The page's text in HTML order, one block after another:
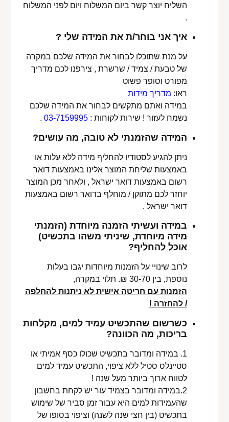
השליח יוצר קשר ביום המשלוח ויום לפני המשלוח
.
איך אני בוחר/ת את המידה שלי ?
על מנת שתוכלו לבחור את המידה שלכם במקרה
של טבעת / צמיד / שרשרת , צירפנו לכם מדריך
מפורט וסופר פשוט
ראו: מדריך מידות
במידה ואתם מתקשים לבחור את המידה שלכם
נשמח לעזור ! שירות לקוחות :03-7159995
.
המידה שהזמנתי לא טובה, מה עושים?
ניתן להגיע לסטודיו להחליף מידה ללא עלות או
באמצעות שליחת המוצר אלינו באמצעות דואר
רשום באמצעות דואר ישראל , ולאחר מכן המוצר
יוחזר לכם מתוקן / מוחלף בדואר רשום באמצעות
דואר ישראל .
במידה ועשיתי הזמנה מיוחדת (הזמנתי
מידה מיוחדת, שיניתי משהו בתכשיט)
אוכל להחליף?
לרוב שינויי על הזמנות מיוחדות יגבו בעלות
נוספת, בין 30-70 ₪. תלוי במקרה,
הזמנות עם חריטה אישית לא ניתנות להחלפה
/ להחזרה !
כשרשום שהתכשיט עמיד למים, מקלחות
בריכות, מה הכוונה?
1. במידה ומדובר בתכשיט שכולו כסף אמיתי או
סטיינלס סטיל ללא ציפוי, התכשיט עמיד למים
לטווח ארוך ביותר מעל שנה !
2.במידה ומדובר בצמיד עור יש לקחת בחשבון
שהעמידות למים היא עבור זמן סביר של שימוש
בתכשיט (בין חצי שנה לשנה) וציפוי בסופו של